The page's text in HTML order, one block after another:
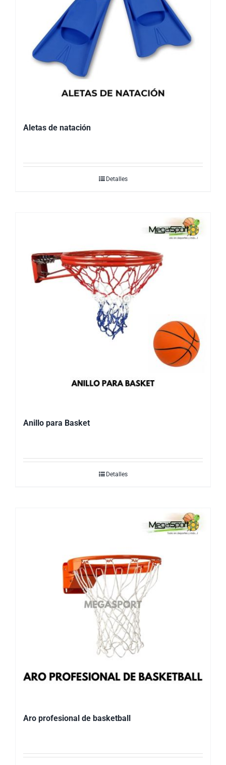
Aletas de natación
Detalles
Anillo para Basket
Detalles
Aro profesional de basketball